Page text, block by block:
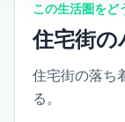
この生活圏をど
住宅街の
住宅街の落ち
る。